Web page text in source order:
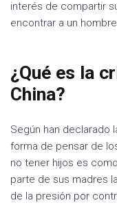
interés de compartir
encontrar a un
¿Qué es la
China?
Según han declarado
forma de pensar de
no tener hijos es
parte de sus madres
de la presión por